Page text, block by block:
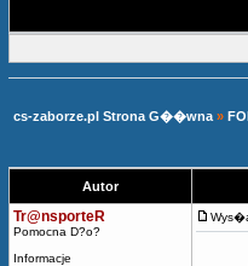
cs-zaborze.pl Strona G��wna »
Autor
Tr@nsporteR
Pomocna D?o?
Informacje